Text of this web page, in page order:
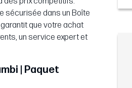
sécurisée dans un Boîte
que votre achat
un service expert et
| Paquet